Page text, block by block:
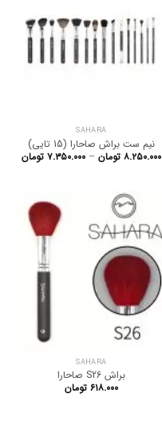
SAHARA
نیم ست براش صاحارا (15 تایی)
۸.۲۵۰.۰۰۰ تومان – ۷.۳۵۰.۰۰۰ تومانPrice
SAHARA
براش S26 صاحارا
۶۱۸.۰۰۰ تومان